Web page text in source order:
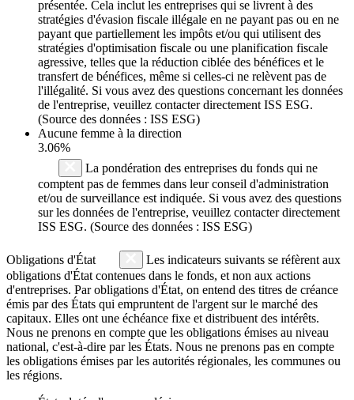
présentée. Cela inclut les entreprises qui se livrent à des
stratégies d'évasion fiscale illégale en ne payant pas ou en ne
payant que partiellement les impôts et/ou qui utilisent des
stratégies d'optimisation fiscale ou une planification fiscale
agressive, telles que la réduction ciblée des bénéfices et le
transfert de bénéfices, même si celles-ci ne relèvent pas de
l'illégalité. Si vous avez des questions concernant les données
de l'entreprise, veuillez contacter directement ISS ESG.
(Source des données : ISS ESG)
Aucune femme à la direction
3.06%
La pondération des entreprises du fonds qui ne
comptent pas de femmes dans leur conseil d'administration
et/ou de surveillance est indiquée. Si vous avez des questions
sur les données de l'entreprise, veuillez contacter directement
ISS ESG. (Source des données : ISS ESG)
Obligations d'État
Les indicateurs suivants se réfèrent aux
obligations d'État contenues dans le fonds, et non aux actions
d'entreprises. Par obligations d'État, on entend des titres de créance
émis par des États qui empruntent de l'argent sur le marché des
capitaux. Elles ont une échéance fixe et distribuent des intérêts.
Nous ne prenons en compte que les obligations émises au niveau
national, c'est-à-dire par les États. Nous ne prenons pas en compte
les obligations émises par les autorités régionales, les communes ou
les régions.